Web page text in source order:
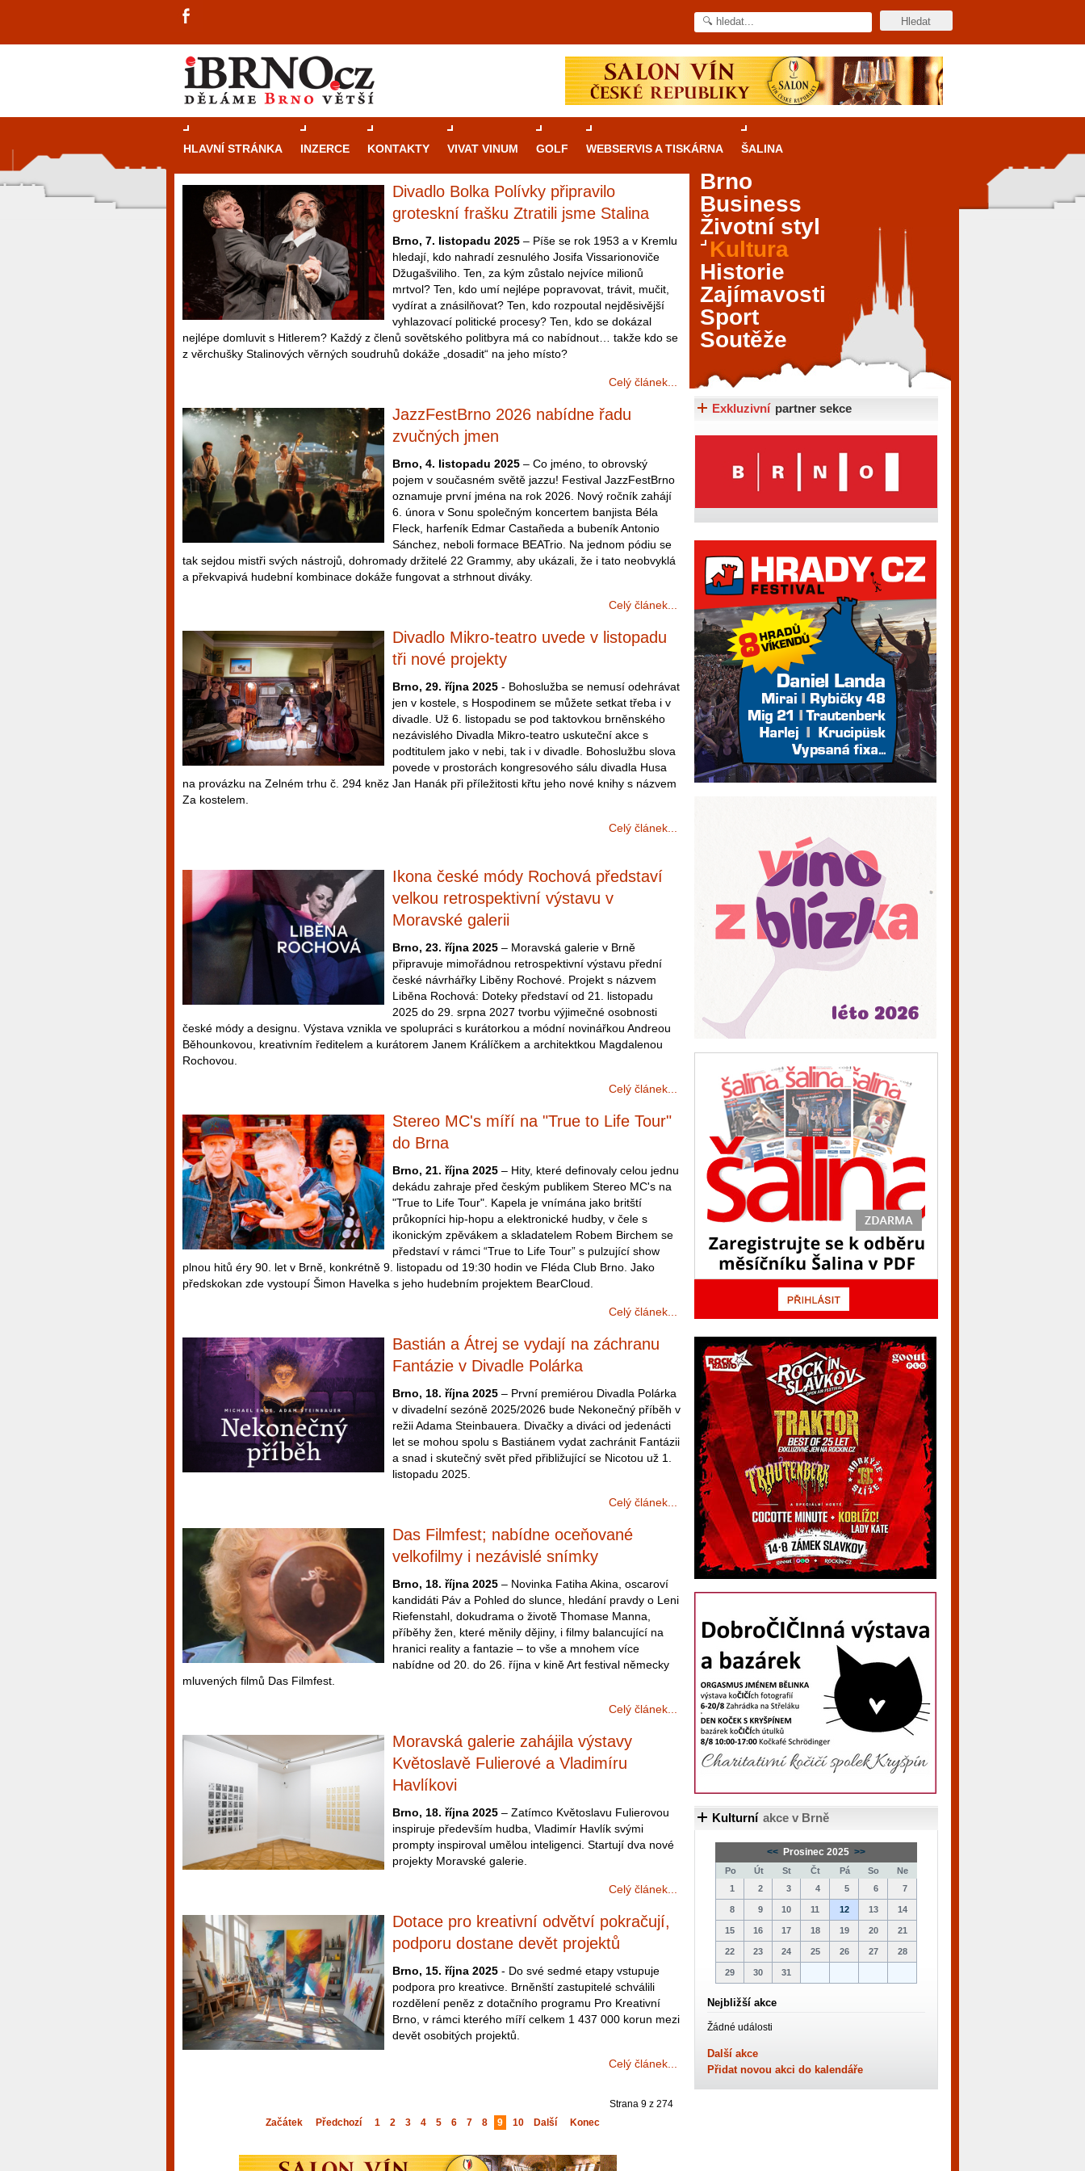
HLAVNÍ STRÁNKA INZERCE KONTAKTY VIVAT VINUM GOLF WEBSERVIS A TISKÁRNA ŠALINA
Divadlo Bolka Polívky připravilo
groteskní frašku Ztratili jsme Stalina
Brno, 7. listopadu 2025 – Píše se rok 1953 a v Kremlu
hledají, kdo nahradí zesnulého Josifa Vissarionoviče
Džugašviliho. Ten, za kým zůstalo nejvíce milionů
mrtvol? Ten, kdo umí nejlépe popravovat, trávit, mučit,
vydírat a znásilňovat? Ten, kdo rozpoutal nejděsivější
vyhlazovací politické procesy? Ten, kdo se dokázal
nejlépe domluvit s Hitlerem? Každý z členů sovětského politbyra má co nabídnout… takže kdo se
z věrchušky Stalinových věrných soudruhů dokáže „dosadit“ na jeho místo?
Celý článek...
JazzFestBrno 2026 nabídne řadu
zvučných jmen
Brno, 4. listopadu 2025 – Co jméno, to obrovský
pojem v současném světě jazzu! Festival JazzFestBrno
oznamuje první jména na rok 2026. Nový ročník zahájí
6. února v Sonu společným koncertem banjista Béla
Fleck, harfeník Edmar Castañeda a bubeník Antonio
Sánchez, neboli formace BEATrio. Na jednom pódiu se
tak sejdou mistři svých nástrojů, dohromady držitelé 22 Grammy, aby ukázali, že i tato neobvyklá
a překvapivá hudební kombinace dokáže fungovat a strhnout diváky.
Celý článek...
Divadlo Mikro-teatro uvede v listopadu
tři nové projekty
Brno, 29. října 2025 - Bohoslužba se nemusí odehrávat
jen v kostele, s Hospodinem se můžete setkat třeba i v
divadle. Už 6. listopadu se pod taktovkou brněnského
nezávislého Divadla Mikro-teatro uskuteční akce s
podtitulem jako v nebi, tak i v divadle. Bohoslužbu slova
povede v prostorách kongresového sálu divadla Husa
na provázku na Zelném trhu č. 294 kněz Jan Hanák při příležitosti křtu jeho nové knihy s názvem
Za kostelem.
Celý článek...
Ikona české módy Rochová představí
velkou retrospektivní výstavu v
Moravské galerii
Brno, 23. října 2025 – Moravská galerie v Brně
připravuje mimořádnou retrospektivní výstavu přední
české návrhářky Liběny Rochové. Projekt s názvem
Liběna Rochová: Doteky představí od 21. listopadu
2025 do 29. srpna 2027 tvorbu výjimečné osobnosti
české módy a designu. Výstava vznikla ve spolupráci s kurátorkou a módní novinářkou Andreou
Běhounkovou, kreativním ředitelem a kurátorem Janem Králíčkem a architektkou Magdalenou
Rochovou.
Celý článek...
Stereo MC's míří na "True to Life Tour"
do Brna
Brno, 21. října 2025 – Hity, které definovaly celou jednu
dekádu zahraje před českým publikem Stereo MC's na
"True to Life Tour". Kapela je vnímána jako britští
průkopníci hip-hopu a elektronické hudby, v čele s
ikonickým zpěvákem a skladatelem Robem Birchem se
představí v rámci “True to Life Tour” s pulzující show
plnou hitů éry 90. let v Brně, konkrétně 9. listopadu od 19:30 hodin ve Fléda Club Brno. Jako
předskokan zde vystoupí Šimon Havelka s jeho hudebním projektem BearCloud.
Celý článek...
Bastián a Átrej se vydají na záchranu
Fantázie v Divadle Polárka
Brno, 18. října 2025 – První premiérou Divadla Polárka
v divadelní sezóně 2025/2026 bude Nekonečný příběh v
režii Adama Steinbauera. Divačky a diváci od jedenácti
let se mohou spolu s Bastiánem vydat zachránit Fantázii
a snad i skutečný svět před přibližující se Nicotou už 1.
listopadu 2025.
Celý článek...
Das Filmfest; nabídne oceňované
velkofilmy i nezávislé snímky
Brno, 18. října 2025 – Novinka Fatiha Akina, oscaroví
kandidáti Páv a Pohled do slunce, hledání pravdy o Leni
Riefenstahl, dokudrama o životě Thomase Manna,
příběhy žen, které měnily dějiny, i filmy balancující na
hranici reality a fantazie – to vše a mnohem více
nabídne od 20. do 26. října v kině Art festival německy
mluvených filmů Das Filmfest.
Celý článek...
Moravská galerie zahájila výstavy
Květoslavě Fulierové a Vladimíru
Havlíkovi
Brno, 18. října 2025 – Zatímco Květoslavu Fulierovou
inspiruje především hudba, Vladimír Havlík svými
prompty inspiroval umělou inteligenci. Startují dva nové
projekty Moravské galerie.
Celý článek...
Dotace pro kreativní odvětví pokračují,
podporu dostane devět projektů
Brno, 15. října 2025 - Do své sedmé etapy vstupuje
podpora pro kreativce. Brněnští zastupitelé schválili
rozdělení peněz z dotačního programu Pro Kreativní
Brno, v rámci kterého míří celkem 1 437 000 korun mezi
devět osobitých projektů.
Celý článek...
Strana 9 z 274
Začátek
Předchozí 1 2 3 4 5 6 7 8 9 10 Další Konec
Průvodce kasinovými hrami v Brně: Od
rulety po video automaty
Brno je městem známým pro zajímavé památky, skvělé
restaurace, divadla a univerzity. Mimo jiné je ale také
místem, kde si můžete legálně a bezpečně vyzkoušet
různé kasinové hry. V neustále kvetoucí moravské
metropoli naleznete širokou nabídku her od klasické
rulety až po moderní automaty jak pro pravidelné
návštěvníky, tak pro příležitostné hráče. V...
Celý článek...
Brno
Business
Životní styl
Kultura
Historie
Zajímavosti
Sport
Soutěže
Exkluzivní partner sekce
Kulturní akce v Brně
<< Prosinec 2025 >>
Po Út St Čt Pá So
Ne
1
2 3 4 5 6 7
8 9 10 11 12 13 14
15 16 17 18 19 20 21
22 23 24 25 26 27 28
29 30 31
Nejbližší akce
Žádné události
Další akce
Přidat novou akci do kalendáře